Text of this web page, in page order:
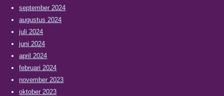
september 2024
augustus 2024
juli 2024
juni 2024
april 2024
februari 2024
november 2023
oktober 2023